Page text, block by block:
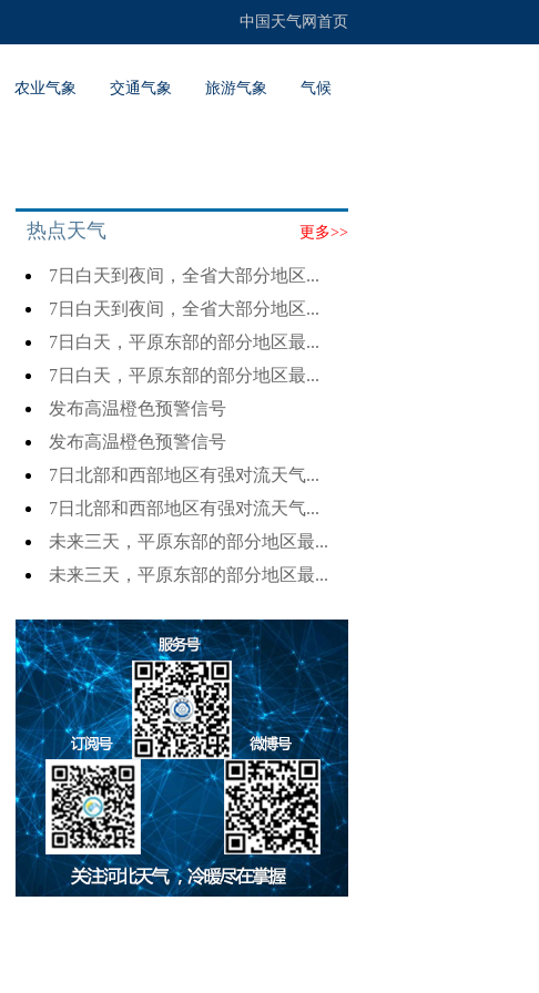
中国天气网首页
农业气象 交通气象 旅游气象 气候
更多>>
热点天气
7日白天到夜间，全省大部分地区...
7日白天到夜间，全省大部分地区...
7日白天，平原东部的部分地区最...
7日白天，平原东部的部分地区最...
发布高温橙色预警信号
发布高温橙色预警信号
7日北部和西部地区有强对流天气...
7日北部和西部地区有强对流天气...
未来三天，平原东部的部分地区最...
未来三天，平原东部的部分地区最...